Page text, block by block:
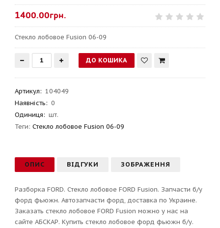
1400.00грн.
Стекло лобовое Fusion 06-09
Артикул: 104049
Наявність: 0
Одиниця: шт.
Теги: Стекло лобовое Fusion 06-09
ОПИС ВІДГУКИ ЗОБРАЖЕННЯ
Разборка FORD. Стекло лобовое FORD Fusion. Запчасти б/у
форд фьюжн. Автозапчасти форд, доставка по Украине.
Заказать стекло лобовое FORD Fusion можно у нас на
сайте АБСКАР. Купить стекло лобовое форд фьюжн б/у.